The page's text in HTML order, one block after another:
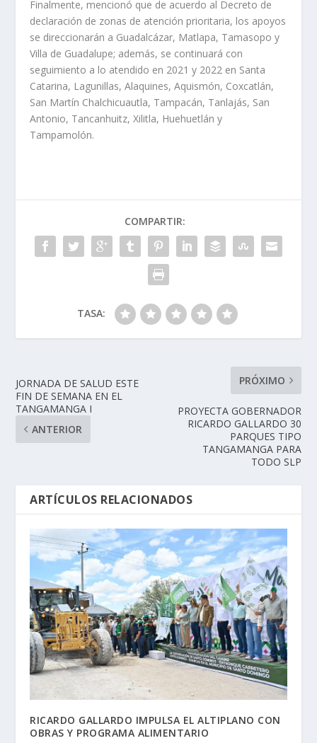
Finalmente, mencionó que de acuerdo al Decreto de
declaración de zonas de atención prioritaria, los apoyos
se direccionarán a Guadalcázar, Matlapa, Tamasopo y
Villa de Guadalupe; además, se continuará con
seguimiento a lo atendido en 2021 y 2022 en Santa
Catarina, Lagunillas, Alaquines, Aquismón, Coxcatlán,
San Martín Chalchicuautla, Tampacán, Tanlajás, San
Antonio, Tancanhuitz, Xilitla, Huehuetlán y
Tampamolón.
COMPARTIR:
TASA:
JORNADA DE SALUD ESTE
FIN DE SEMANA EN EL
TANGAMANGA I
ANTERIOR
PRÓXIMO
PROYECTA GOBERNADOR
RICARDO GALLARDO 30
PARQUES TIPO
TANGAMANGA PARA
TODO SLP
ARTÍCULOS RELACIONADOS
RICARDO GALLARDO IMPULSA EL ALTIPLANO CON
OBRAS Y PROGRAMA ALIMENTARIO